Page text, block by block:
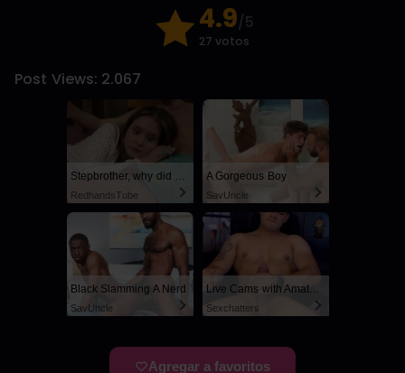
4.9/5
27 votos
Post Views: 2.067
Stepbrother, why did you show me your dick? Now I want to fuck you with my wet pussy
RedhandsTube
A Gorgeous Boy
SayUncle
Black Slamming A Nerd
SayUncle
Live Cams with Amateur Men
Sexchatters
Agregar a favoritos